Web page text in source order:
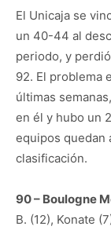
El Unicaja se
un 40-44 al
periodo, y
92. El problema
últimas
en él y hubo un
equipos quedan
clasificación.
90 – Boulogne
B. (12), Konate